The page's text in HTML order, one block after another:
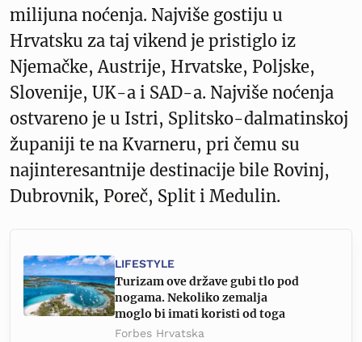
milijuna noćenja. Najviše gostiju u
Hrvatsku za taj vikend je pristiglo iz
Njemačke, Austrije, Hrvatske, Poljske,
Slovenije, UK-a i SAD-a. Najviše noćenja
ostvareno je u Istri, Splitsko-dalmatinskoj
županiji te na Kvarneru, pri čemu su
najinteresantnije destinacije bile Rovinj,
Dubrovnik, Poreč, Split i Medulin.
LIFESTYLE
Turizam ove države gubi tlo pod
nogama. Nekoliko zemalja
moglo bi imati koristi od toga
Forbes Hrvatska